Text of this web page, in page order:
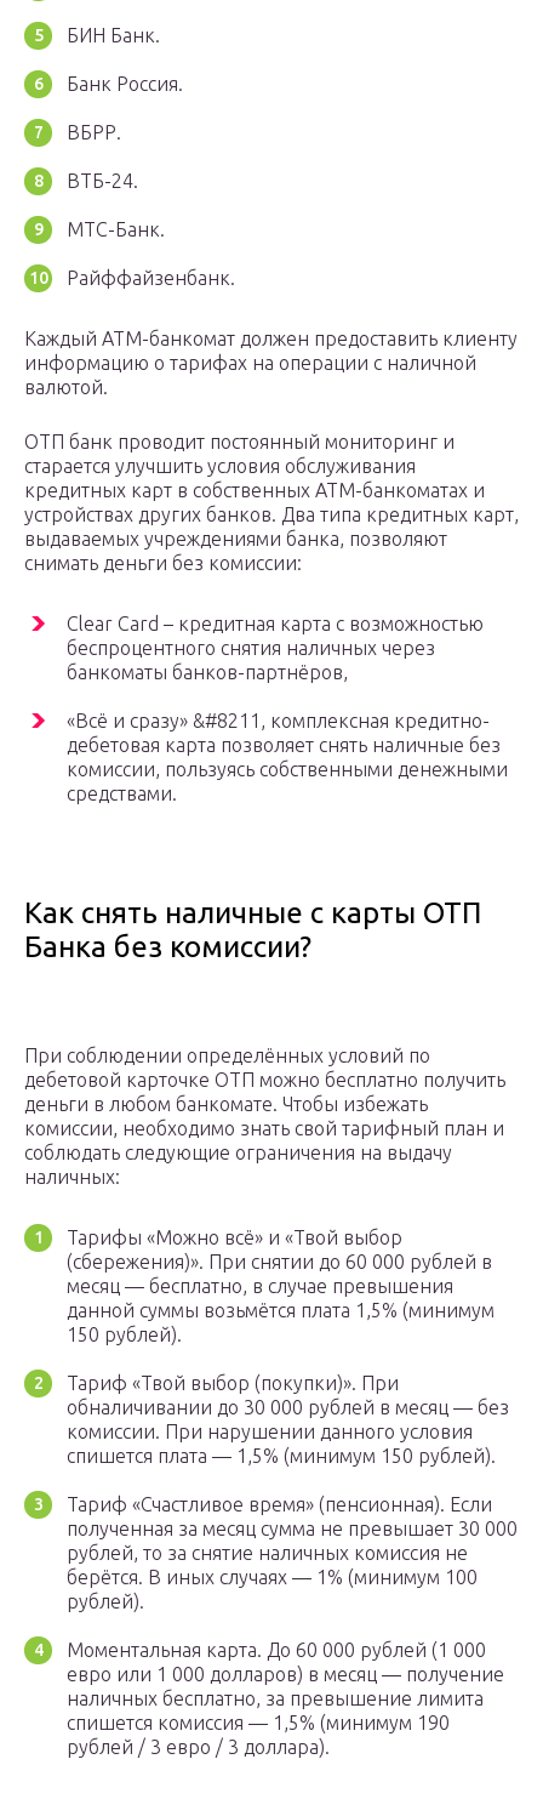
БИН Банк.
Банк Россия.
ВБРР.
ВТБ-24.
МТС-Банк.
Райффайзенбанк.
Каждый АТМ-банкомат должен предоставить клиенту
информацию о тарифах на операции с наличной
валютой.
ОТП банк проводит постоянный мониторинг и
старается улучшить условия обслуживания
кредитных карт в собственных АТМ-банкоматах и
устройствах других банков. Два типа кредитных карт,
выдаваемых учреждениями банка, позволяют
снимать деньги без комиссии:
Clear Card – кредитная карта с возможностью
беспроцентного снятия наличных через
банкоматы банков-партнёров,
«Всё и сразу» &#8211, комплексная кредитно-
дебетовая карта позволяет снять наличные без
комиссии, пользуясь собственными денежными
средствами.
Как снять наличные с карты ОТП
Банка без комиссии?
При соблюдении определённых условий по
дебетовой карточке ОТП можно бесплатно получить
деньги в любом банкомате. Чтобы избежать
комиссии, необходимо знать свой тарифный план и
соблюдать следующие ограничения на выдачу
наличных:
Тарифы «Можно всё» и «Твой выбор
(сбережения)». При снятии до 60 000 рублей в
месяц — бесплатно, в случае превышения
данной суммы возьмётся плата 1,5% (минимум
150 рублей).
Тариф «Твой выбор (покупки)». При
обналичивании до 30 000 рублей в месяц — без
комиссии. При нарушении данного условия
спишется плата — 1,5% (минимум 150 рублей).
Тариф «Счастливое время» (пенсионная). Если
полученная за месяц сумма не превышает 30 000
рублей, то за снятие наличных комиссия не
берётся. В иных случаях — 1% (минимум 100
рублей).
Моментальная карта. До 60 000 рублей (1 000
евро или 1 000 долларов) в месяц — получение
наличных бесплатно, за превышение лимита
спишется комиссия — 1,5% (минимум 190
рублей / 3 евро / 3 доллара).